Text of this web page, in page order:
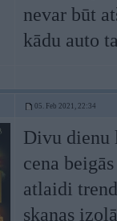
nevar būt
kādu auto
05. Feb 2021, 22:34
Divu dienu
cena
atlaidi
skaņas